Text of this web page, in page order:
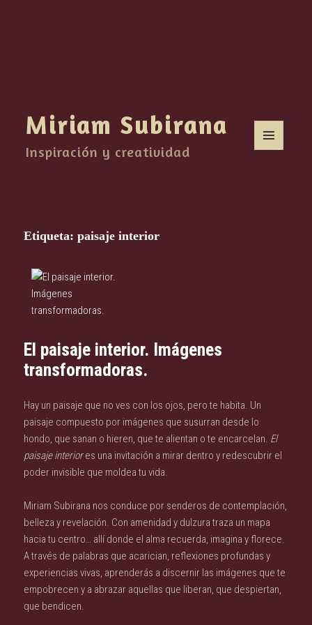
Miriam Subirana
Inspiración y creatividad
Etiqueta:paisaje interior
El paisaje interior. Imágenes
transformadoras.
Hay un paisaje que no ves con los ojos, pero te habita. Un
paisaje compuesto por imágenes que susurran desde lo
hondo, que sanan o hieren, que te alientan o te encarcelan. El
paisaje interiores una invitación a mirar dentro y redescubrir el
poder invisible que moldea tu vida.
Miriam Subirana nos conduce por senderos de contemplación,
belleza y revelación. Con amenidad y dulzura traza un mapa
hacia tu centro… allí donde el alma recuerda, imagina y florece.
A través de palabras que acarician, reflexiones profundas y
experiencias vivas, aprenderás a discernir las imágenes que te
empobrecen y a abrazar aquellas que liberan, que despiertan,
que bendicen.